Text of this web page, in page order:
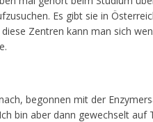
Es gibt sie in
Zentren kann man sich
begonnen mit der
bin aber dann gewechselt auf